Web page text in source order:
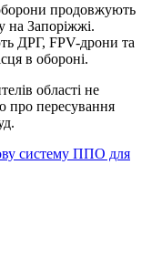
продовжують
на Запоріжжі.
ДРГ, FPV-дрони та
в обороні.
області не
про пересування
систему ППО для